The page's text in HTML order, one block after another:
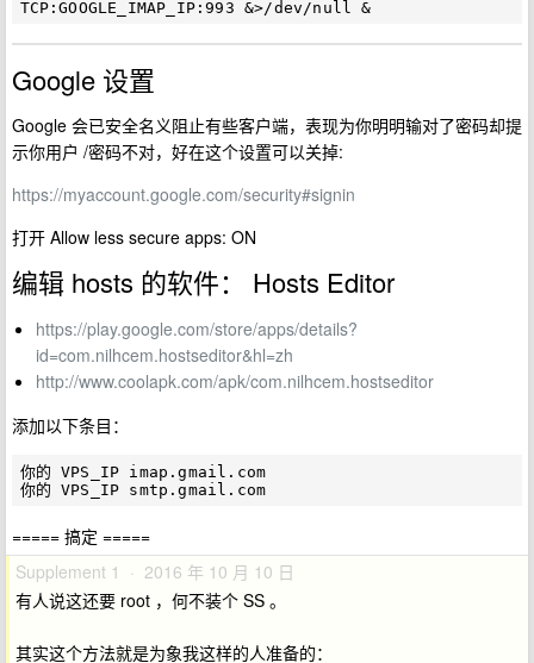
Google 设置
Google 会已安全名义阻止有些客户端，表现为你明明输对了密码却提
示你用户 /密码不对，好在这个设置可以关掉:
https://myaccount.google.com/security#signin
打开 Allow less secure apps: ON
编辑 hosts 的软件： Hosts Editor
https://play.google.com/store/apps/details?
id=com.nilhcem.hostseditor&hl=zh
http://www.coolapk.com/apk/com.nilhcem.hostseditor
添加以下条目：
你的 VPS_IP imap.gmail.com
===== 搞定 =====
Supplement 1 · 2016 年 10 月 10 日
有人说这还要 root ，何不装个 SS 。
其实这个方法就是为象我这样的人准备的：